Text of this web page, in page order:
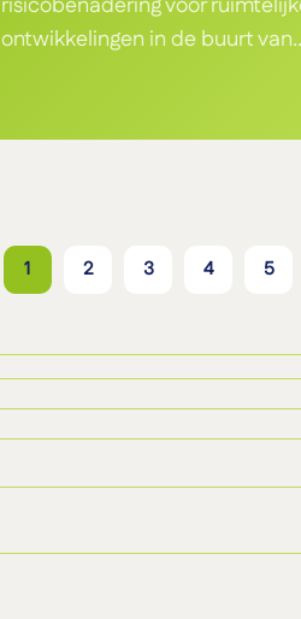
ontwikkelingen in de buurt
1 2 3 4 5